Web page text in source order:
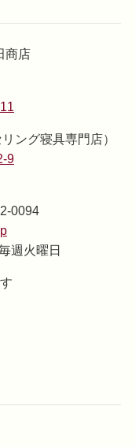
商店
ング寝具専門店）
9
0094
週火曜日